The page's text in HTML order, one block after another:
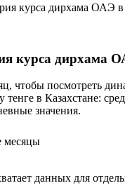
курса дирхама ОАЭ в
курса дирхама
чтобы посмотреть
тенге в Казахстане:
значения.
месяцы
данных для